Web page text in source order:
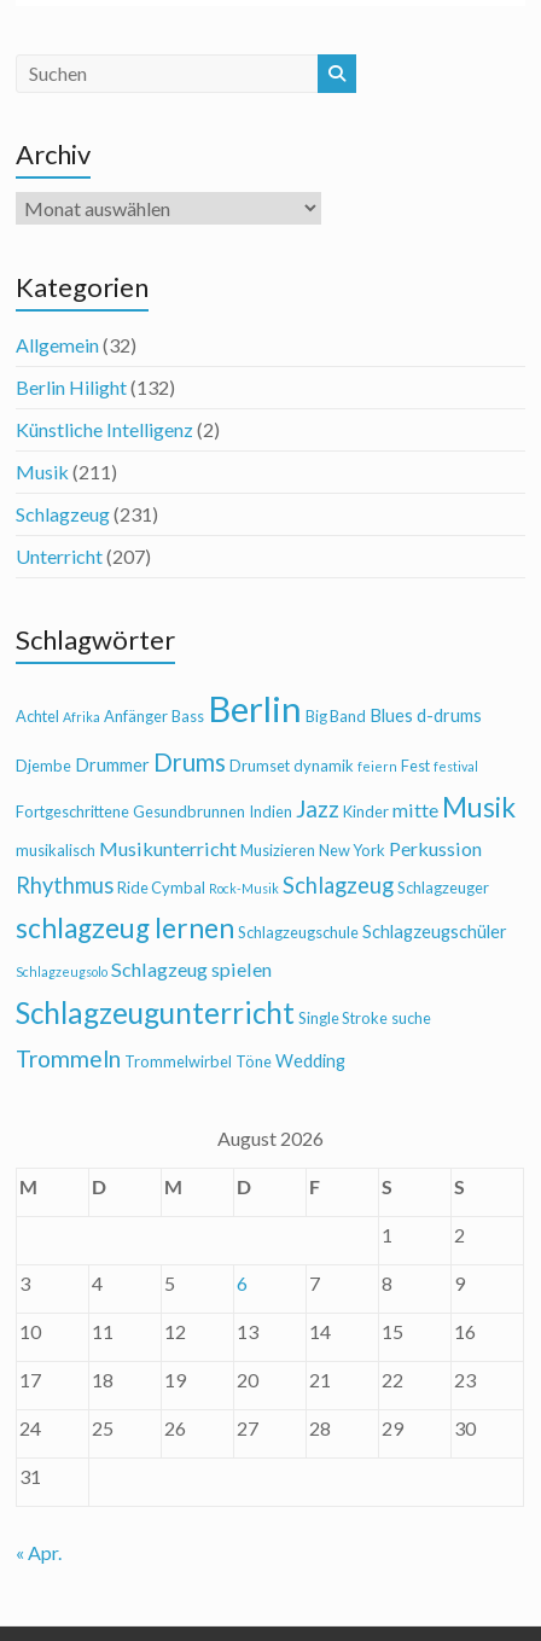
Archiv
Archiv
Kategorien
Allgemein(32)
Berlin Hilight(132)
Künstliche Intelligenz(2)
Musik (211)
Schlagzeug(231)
Unterricht(207)
Schlagwörter
Achtel Afrika Anfänger Bass Berlin Big Band Blues d-drums
Djembe Drummer Drums Drumset dynamik feiern Fest festival
Fortgeschrittene Gesundbrunnen Indien Jazz Kinder mitte Musik
musikalisch Musikunterricht Musizieren New York Perkussion
Rhythmus Ride Cymbal Rock-Musik Schlagzeug Schlagzeuger
schlagzeug lernen Schlagzeugschule Schlagzeugschüler
Schlagzeugsolo Schlagzeug spielen
Schlagzeugunterricht Single Stroke suche
Trommeln Trommelwirbel Töne Wedding
August 2026
M D M D F S S
1 2
3 4 5 6 7 8 9
10 11 12 13 14 15 16
17 18 19 20 21 22 23
24 25 26 27 28 29 30
31
« Apr.